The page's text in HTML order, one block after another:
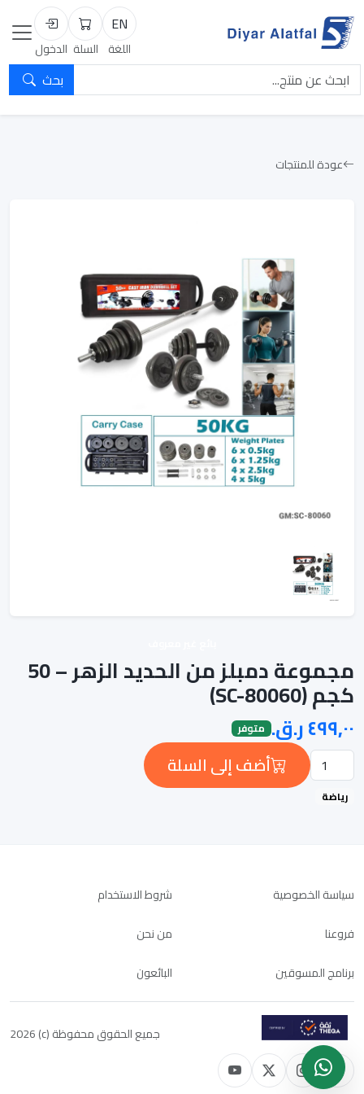
EN
اللغة
السلة
السلة
تسجيل
الدخول
بحث
عودة للمنتجات
مجموعة دمبلز من الحديد الزهر – 50
كجم (SC-80060)
متوفر
أضف إلى السلة
رياضة
سياسة الخصوصية
شروط الاستخدام
فروعنا
من نحن
برنامج المسوقين
البائعون
جميع الحقوق محفوظة (c) 2026